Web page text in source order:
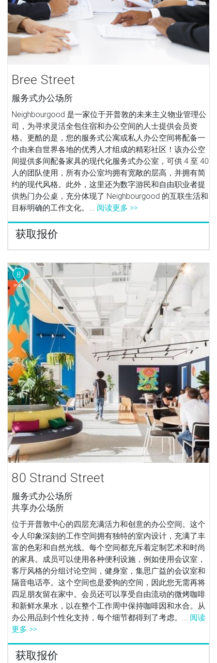
Bree Street
服务式办公场所
Neighbourgood 是一家位于开普敦的未来主义物业管理公
司，为寻求灵活全包住宿和办公空间的人士提供会员资
格。更酷的是，您的服务式公寓或私人办公空间将配备一
个由来自世界各地的优秀人才组成的精彩社区！该办公空
间提供多间配备家具的现代化服务式办公室，可供 4 至 40
人的团队使用，所有办公室均拥有宽敞的层高，并拥有简
约的现代风格。此外，这里还为数字游民和自由职业者提
供热门办公桌，充分体现了 Neighbourgood 的互联生活和
目标明确的工作文化。... 阅读更多 >>
获取报价
8
80 Strand Street
服务式办公场所
共享办公场所
位于开普敦中心的四层充满活力和创意的办公空间。这个
令人印象深刻的工作空间拥有独特的室内设计，充满了丰
富的色彩和自然光线。每个空间都充斥着定制艺术和时尚
的家具。成员可以使用各种便利设施，例如使用会议室，
客厅风格的分组讨论空间，健身室，集思广益的会议室和
隔音电话亭。这个空间也是爱狗的空间，因此您无需再将
四足朋友留在家中。会员还可以享受自由流动的微烤咖啡
和新鲜水果水，以在整个工作周中保持咖啡因和水合。从
办公用品到个性化支持，每个细节都得到了考虑。... 阅读
更多 >>
获取报价